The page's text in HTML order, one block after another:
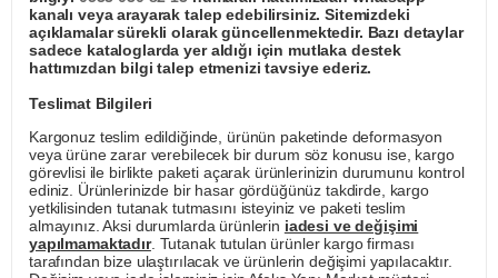
kanalı veya arayarak talep edebilirsiniz. Sitemizdeki
açıklamalar sürekli olarak güncellenmektedir. Bazı detaylar
sadece kataloglarda yer aldığı için mutlaka destek
hattımızdan bilgi talep etmenizi tavsiye ederiz.
Teslimat Bilgileri
Kargonuz teslim edildiğinde, ürünün paketinde deformasyon
veya ürüne zarar verebilecek bir durum söz konusu ise, kargo
görevlisi ile birlikte paketi açarak ürünlerinizin durumunu kontrol
ediniz. Ürünlerinizde bir hasar gördüğünüz takdirde, kargo
yetkilisinden tutanak tutmasını isteyiniz ve paketi teslim
almayınız. Aksi durumlarda ürünlerin iadesi ve değişimi
yapılmamaktadır. Tutanak tutulan ürünler kargo firması
tarafından bize ulaştırılacak ve ürünlerin değişimi yapılacaktır.